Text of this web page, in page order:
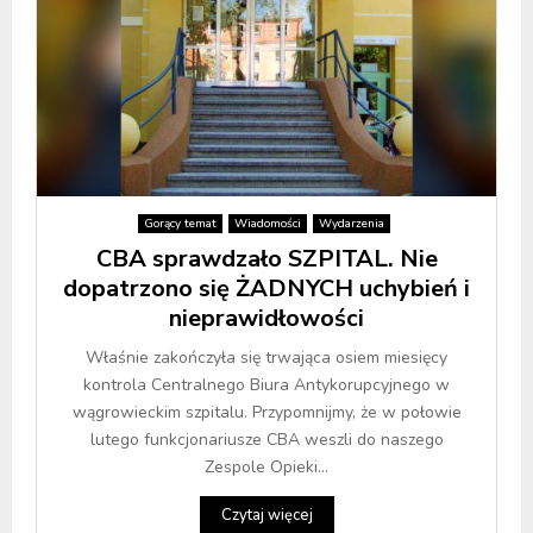
Gorący temat Wiadomości Wydarzenia
CBA sprawdzało SZPITAL. Nie
dopatrzono się ŻADNYCH uchybień i
nieprawidłowości
Właśnie zakończyła się trwająca osiem miesięcy
kontrola Centralnego Biura Antykorupcyjnego w
wągrowieckim szpitalu. Przypomnijmy, że w połowie
lutego funkcjonariusze CBA weszli do naszego
Zespole Opieki...
Czytaj więcej